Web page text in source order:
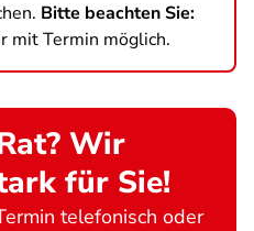
Bitte beachten Sie:
mit Termin möglich.
Wir
für Sie!
telefonisch oder